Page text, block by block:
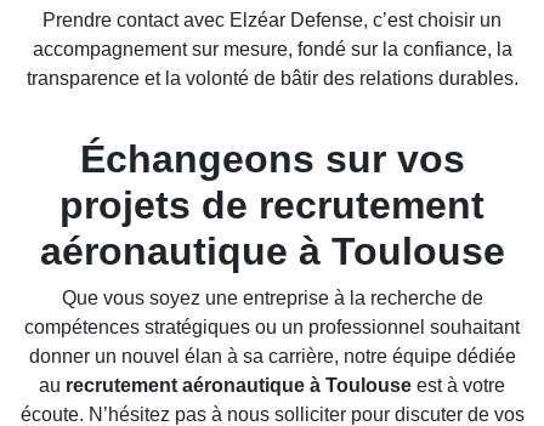
Prendre contact avec Elzéar Defense, c’est choisir un
accompagnement sur mesure, fondé sur la confiance, la
transparence et la volonté de bâtir des relations durables.
Échangeons sur vos
projets de recrutement
aéronautique à Toulouse
Que vous soyez une entreprise à la recherche de
compétences stratégiques ou un professionnel souhaitant
donner un nouvel élan à sa carrière, notre équipe dédiée
au recrutement aéronautique à Toulouse est à votre
écoute. N’hésitez pas à nous solliciter pour discuter de vos